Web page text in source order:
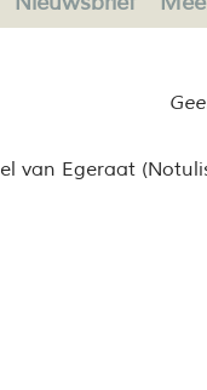
van Egeraat